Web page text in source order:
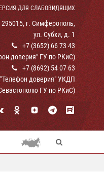
ДЛЯ СЛАБОВИДЯЩИХ
295015, г. Симферополь,
ул. Субхи, д. 1
+7 (3652) 66 73 43
доверия" ГУ по РКиС)
+7 (8692) 54 07 63
доверия" УКДП
ГУ по РКиС)